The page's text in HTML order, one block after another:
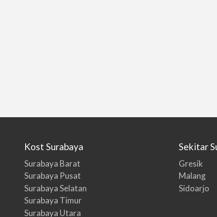
Kost Surabaya
Surabaya Barat
Surabaya Pusat
Surabaya Selatan
Surabaya Timur
Surabaya Utara
Sekitar
Gresik
Malang
Sidoarjo